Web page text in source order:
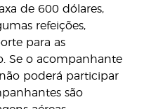
de 600 dólares,
refeições,
para as
Se o acompanhante
poderá participar
são